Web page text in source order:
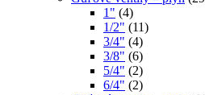
1" (4)
1/2" (11)
3/4" (4)
3/8" (6)
5/4" (2)
6/4" (2)